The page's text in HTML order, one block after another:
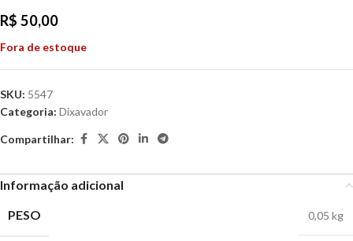
R$ 50,00
Fora de estoque
SKU: 5547
Categoria: Dixavador
Compartilhar:
Informação adicional
PESO
0,05 kg